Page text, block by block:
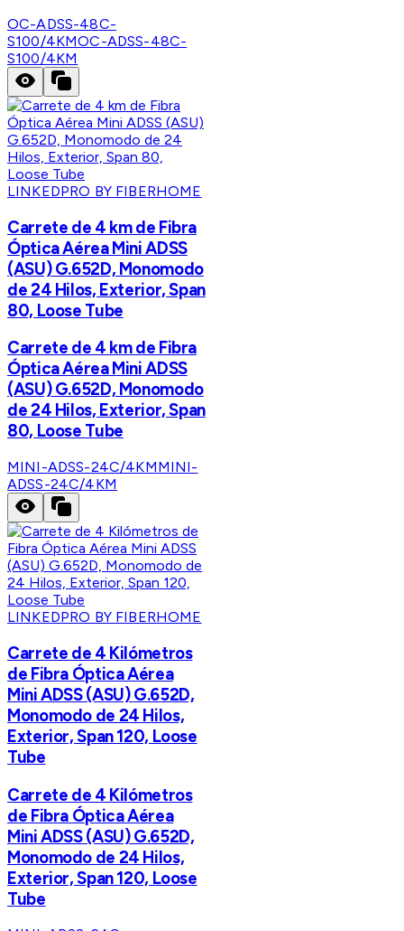
OC-ADSS-48C-
S100/4KMOC-ADSS-48C-
S100/4KM
LINKEDPRO BY FIBERHOME
Carrete de 4 km de Fibra
Óptica Aérea Mini ADSS
(ASU) G.652D, Monomodo
de 24 Hilos, Exterior, Span
80, Loose Tube
Carrete de 4 km de Fibra
Óptica Aérea Mini ADSS
(ASU) G.652D, Monomodo
de 24 Hilos, Exterior, Span
80, Loose Tube
MINI-ADSS-24C/4KMMINI-
ADSS-24C/4KM
LINKEDPRO BY FIBERHOME
Carrete de 4 Kilómetros
de Fibra Óptica Aérea
Mini ADSS (ASU) G.652D,
Monomodo de 24 Hilos,
Exterior, Span 120, Loose
Tube
Carrete de 4 Kilómetros
de Fibra Óptica Aérea
Mini ADSS (ASU) G.652D,
Monomodo de 24 Hilos,
Exterior, Span 120, Loose
Tube